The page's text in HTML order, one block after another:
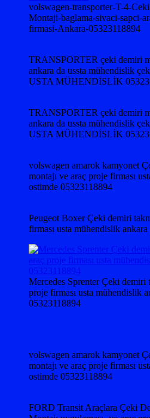
volswagen-transporter-T-4-
Montaji-baglama-sivaci-sapci-
firmasi-Ankara-05323118894
TRANSPORTER çeki demiri
ankara da ussta mühendislik
USTA MÜHENDİSLİK
TRANSPORTER çeki demiri
ankara da ussta mühendislik
USTA MÜHENDİSLİK
volswagen amarok kamyonet
montajı ve araç proje firması
ostimde 05323118894
Peugeot Boxer Çeki demiri
firması usta mühendislik
Mercedes Sprenter Çeki demiri
proje firması usta mühendislik
05323118894
volswagen amarok kamyonet
montajı ve araç proje firması
ostimde 05323118894
FORD Transit Araçlara Çeki